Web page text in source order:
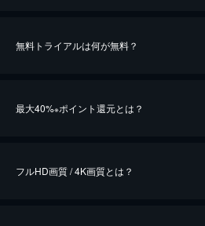
無料トライアルは何が無料？
最大40%※ポイント還元とは？
フルHD画質 / 4K画質とは？